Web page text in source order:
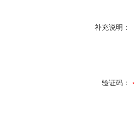
补充说明：
验证码：